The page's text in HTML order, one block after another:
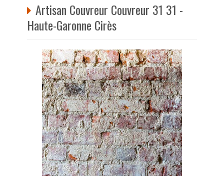
Artisan Couvreur Couvreur 31 31 -
Haute-Garonne Cirès